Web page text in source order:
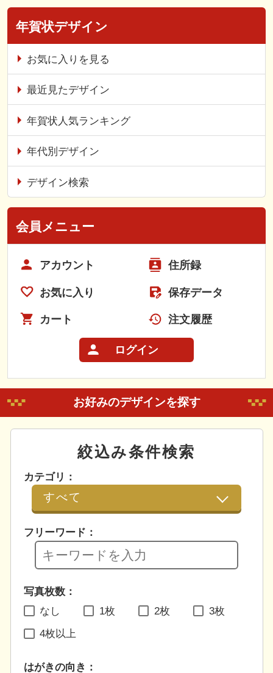
年賀状デザイン
お気に入りを見る
最近見たデザイン
年賀状人気ランキング
年代別デザイン
デザイン検索
会員メニュー
アカウント 住所録
お気に入り 保存データ
カート 注文履歴
ログイン
お好みのデザインを探す
絞込み条件検索
カテゴリ：
フリーワード：
写真枚数：
なし
1枚 2枚 3枚
4枚以上
はがきの向き：